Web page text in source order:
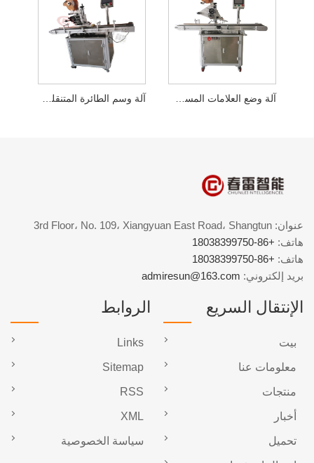
آلة وضع العلامات المسطحة الأوتوماتيكية متعددة الصفوف
عنوان: 3rd Floor، No. 109، Xiangyuan East Road، Shangtun
هاتف: +86-18038399750
هاتف: +86-18038399750
بريد إلكتروني: admiresun@163.com
الإنتقال السريع
بيت
معلومات عنا
منتجات
أخبار
تحميل
الروابط
Links
Sitemap
RSS
XML
سياسة الخصوصية